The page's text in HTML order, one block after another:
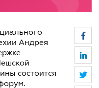
Андрея
состоится